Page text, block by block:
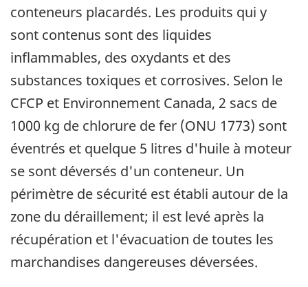
conteneurs placardés. Les produits qui y
sont contenus sont des liquides
inflammables, des oxydants et des
substances toxiques et corrosives. Selon le
CFCP et Environnement Canada, 2 sacs de
1000 kg de chlorure de fer (ONU 1773) sont
éventrés et quelque 5 litres d'huile à moteur
se sont déversés d'un conteneur. Un
périmètre de sécurité est établi autour de la
zone du déraillement; il est levé après la
récupération et l'évacuation de toutes les
marchandises dangereuses déversées.